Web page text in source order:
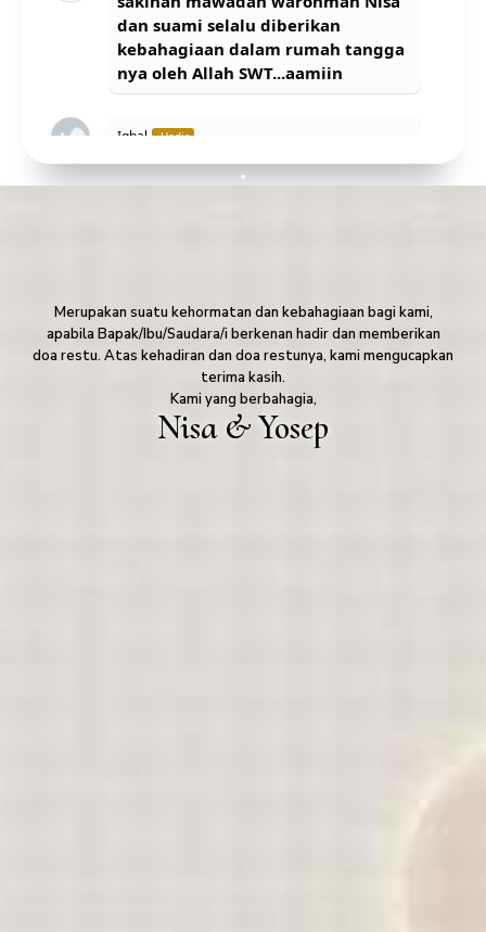
dan suami selalu diberikan
kebahagiaan dalam rumah tangga
nya oleh Allah SWT...aamiin
Iqbal Hadir
Semoga pernikahan yg sakral
seumur hidup ya, Semoga menjadi
Mba eka Hadir
Semoga allah jadikan rumah
tangga yang Sakinah, Mawadah
dan Warohmah. Selalu di berikan
keberkahan dlm rumah tangga.
Aamiin
Merupakan suatu kehormatan dan kebahagiaan bagi kami,
apabila Bapak/Ibu/Saudara/i berkenan hadir dan memberikan
doa restu. Atas kehadiran dan doa restunya, kami mengucapkan
terima kasih.
Kami yang berbahagia,
Nisa & Yosep